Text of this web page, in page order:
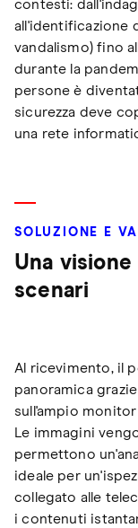
contesti:
all'identificazione
vandalismo) fino
durante la
persone è
sicurezza deve
una rete
SOLUZIONE E
Una
scenari
Al ricevimento, il
panoramica
sull'ampio monitor
Le immagini
permettono
ideale per
collegato alle
i contenuti